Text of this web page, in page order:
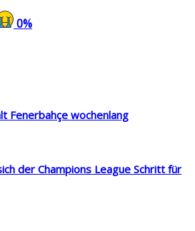
0%
Fenerbahçe wochenlang
der Champions League Schritt für